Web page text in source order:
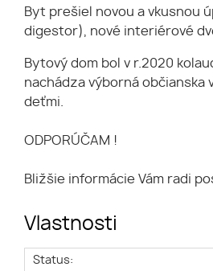
Byt prešiel novou a vkusnou
digestor), nové interiérové
Bytový dom bol v r.2020
nachádza výborná občianska
deťmi.
ODPORÚČAM !
Bližšie informácie Vám radi
Vlastnosti
Status: